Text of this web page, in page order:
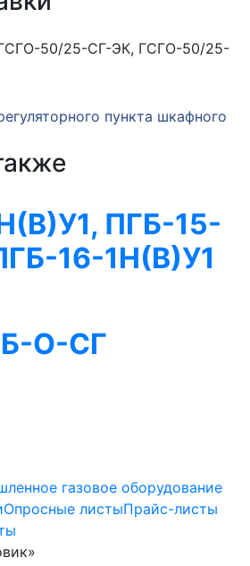
пункта шкафного
ПГБ-15-
16-1Н(В)У1
О-СГ
Опросные листыПрайс-листы